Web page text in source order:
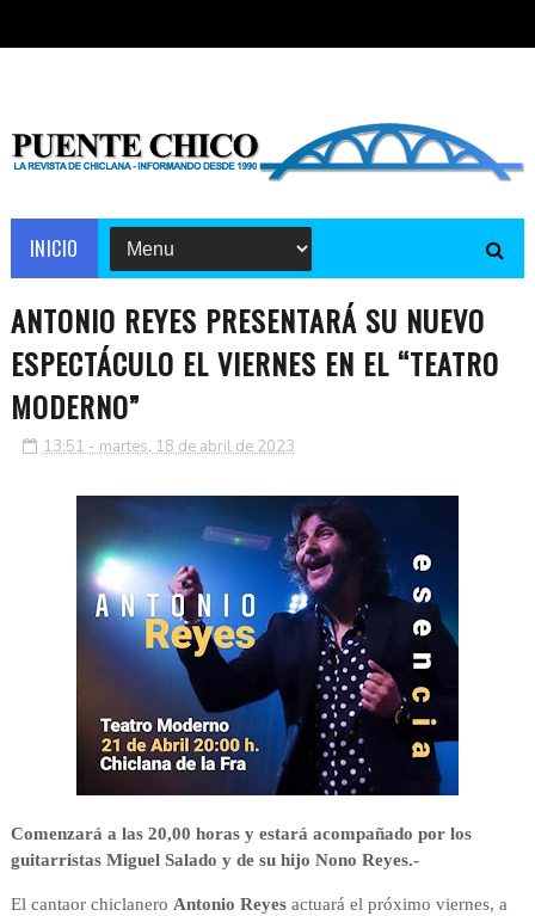
INICIO
ANTONIO REYES PRESENTARÁ SU NUEVO
ESPECTÁCULO EL VIERNES EN EL “TEATRO
MODERNO”
13:51 - martes, 18 de abril de 2023
Comenzará a las 20,00 horas y estará acompañado por los
guitarristas Miguel Salado y de su hijo Nono Reyes.-
El cantaor chiclanero Antonio Reyesactuará el próximo viernes, a